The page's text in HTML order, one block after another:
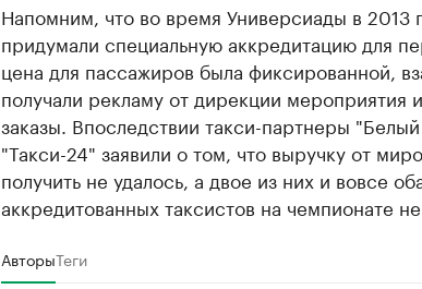
Напомним, что во время Универсиады в 2013
придумали специальную аккредитацию для
цена для пассажиров была фиксированной,
получали рекламу от дирекции мероприятия
заказы. Впоследствии такси-партнеры
"Такси-24" заявили о том, что выручку от
получить не удалось, а двое из них и вовсе
аккредитованных таксистов на чемпионате
АвторыТеги